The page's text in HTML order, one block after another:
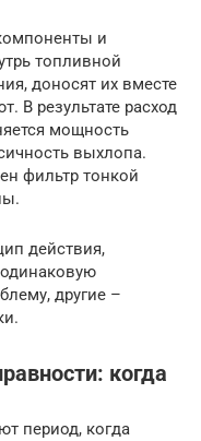
и
топливной
доносят их вместе
В результате расход
мощность
выхлопа.
фильтр тонкой
действия,
другие –
когда
период, когда